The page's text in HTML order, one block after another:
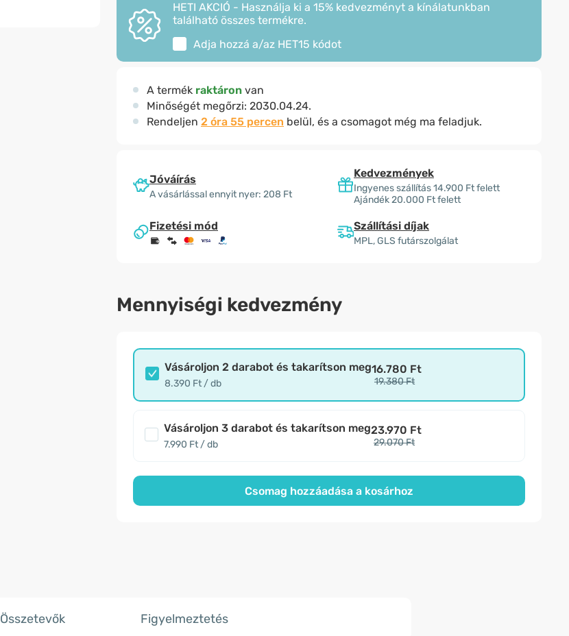
HETI AKCIÓ - Használja ki a 15% kedvezményt a kínálatunkban
található összes termékre.
Adja hozzá a/az HET15 kódot
A termék raktáron van
Minőségét megőrzi: 2030.04.24.
Rendeljen 2 óra 55 percen belül, és a csomagot még ma feladjuk.
Jóváírás
A vásárlással ennyit nyer: 208 Ft
Kedvezmények
Ingyenes szállítás 14.900 Ft felett
Ajándék 20.000 Ft felett
Fizetési mód Szállítási díjak
MPL, GLS futárszolgálat
Mennyiségi kedvezmény
Vásároljon 2 darabot és takarítson meg
8.390 Ft / db
16.780 Ft
19.380 Ft
Vásároljon 3 darabot és takarítson meg
7.990 Ft / db
23.970 Ft
29.070 Ft
Csomag hozzáadása a kosárhoz
Összetevők Figyelmeztetés